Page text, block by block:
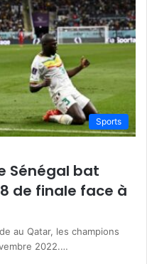
Sports
Sénégal bat
de finale face à
au Qatar, les champions
2022.…